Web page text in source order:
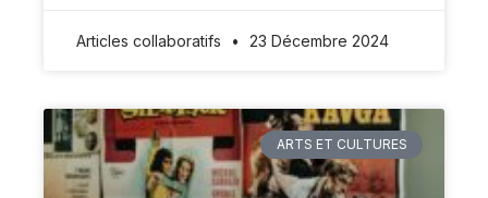
Articles collaboratifs 23 Décembre 2024
ARTS ET CULTURES